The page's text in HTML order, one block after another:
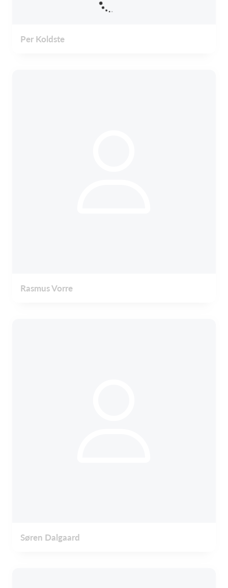
Per Koldste
Rasmus Vorre
Søren Dalgaard